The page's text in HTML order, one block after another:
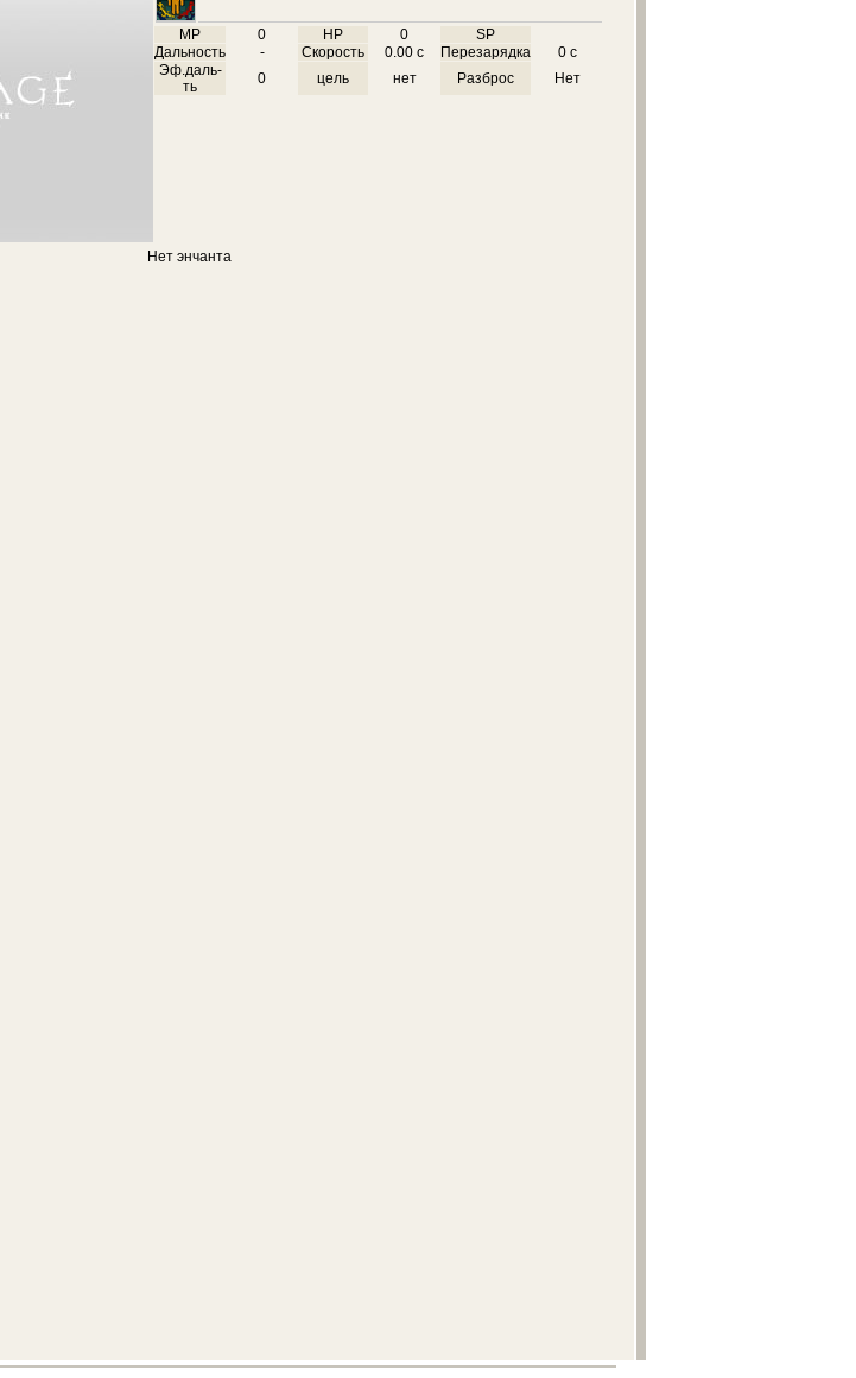
MP 0 HP 0
SP
Дальность
- Скорость 0.00 с Перезарядка
0 с
Эф.даль-
ть
0 цель нет Разброс Нет
Нет энчанта